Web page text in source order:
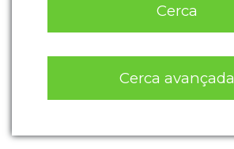
Cerca
Cerca avançada